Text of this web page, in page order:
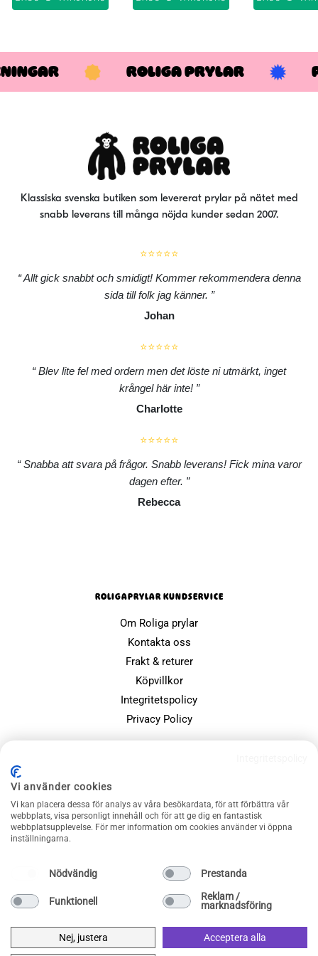
ROLIGA PRYLAR
Klassiska svenska butiken som levererat prylar på nätet med
snabb leverans till många nöjda kunder sedan 2007.
⭐⭐⭐⭐⭐
Allt gick snabbt och smidigt! Kommer rekommendera denna
sida till folk jag känner.
Johan
⭐⭐⭐⭐⭐
Blev lite fel med ordern men det löste ni utmärkt, inget
krångel här inte!
Charlotte
⭐⭐⭐⭐⭐
Snabba att svara på frågor. Snabb leverans! Fick mina varor
dagen efter.
Rebecca
ROLIGAPRYLAR KUNDSERVICE
Om Roliga prylar
Kontakta oss
Frakt & returer
Köpvillkor
Integritetspolicy
Privacy Policy
Julklappsspelet
Merchandise
Vi använder cookies
Vi kan placera dessa för analys av våra besökardata, för att förbättra vår
webbplats, visa personligt innehåll och för att ge dig en fantastisk
webbplatsupplevelse. För mer information om cookies använder vi öppna
inställningarna.
Nödvändig Prestanda
Funktionell
Reklam /
marknadsföring
Nej, justera Acceptera alla